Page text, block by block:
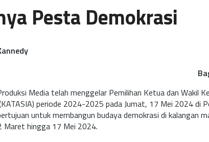
Pesta Demokrasi
Media telah menggelar Pemilihan Ketua dan Wakil
periode 2024-2025 pada Jumat, 17 Mei 2024 di
untuk membangun budaya demokrasi di kalangan
Maret hingga 17 Mei 2024.